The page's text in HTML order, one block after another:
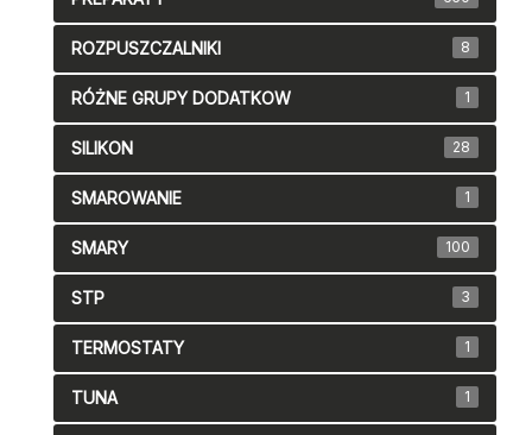
ROZPUSZCZALNIKI 8
RÓŻNE GRUPY DODATKOW 1
SILIKON 28
SMAROWANIE 1
SMARY 100
STP 3
TERMOSTATY 1
TUNA 1